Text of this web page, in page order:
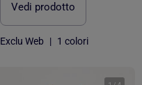
Vedi prodotto
Exclu Web | 1 colori